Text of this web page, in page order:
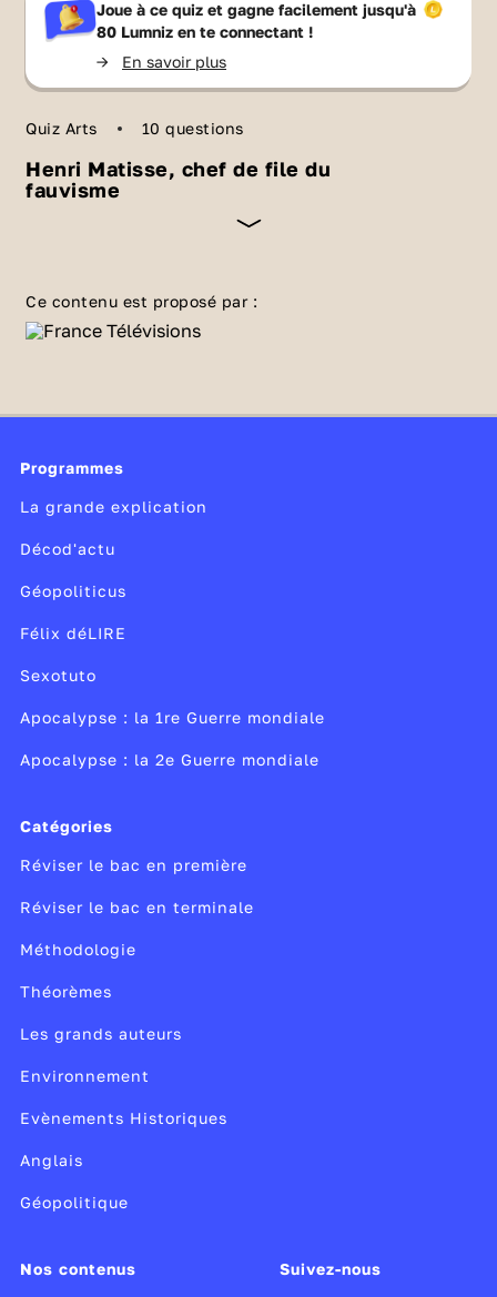
Joue à ce quiz et gagne facilement jusqu'à
80 Lumniz en te connectant !
-> En savoir plus
Quiz Arts 10 questions
Henri Matisse, chef de file du
fauvisme
découpée, Henri Matisse (1869–1954) est un
peintre majeur du XX
Ce contenu est proposé par :
Programmes
La grande explication
Décod'actu
Géopoliticus
Félix déLIRE
Sexotuto
Apocalypse : la 1re Guerre mondiale
Apocalypse : la 2e Guerre mondiale
Catégories
Réviser le bac en première
Réviser le bac en terminale
Méthodologie
Théorèmes
Les grands auteurs
Environnement
Evènements Historiques
Anglais
Géopolitique
Nos contenus Suivez-nous